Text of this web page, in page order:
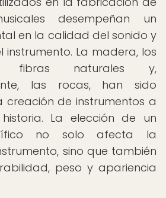
desempeñan un
en la calidad del sonido y
instrumento. La madera, los
fibras naturales y,
las rocas, han sido
creación de instrumentos a
La elección de un
no solo afecta la
sino que también
peso y apariencia